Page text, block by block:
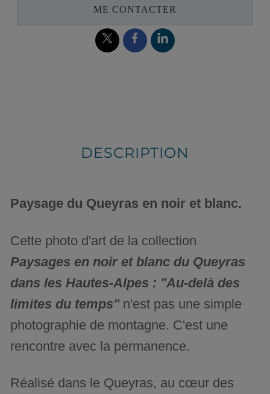
ME CONTACTER
DESCRIPTION
Paysage du Queyras en noir et blanc.
Cette photo d'art de la collection
Paysages en noir et blanc du Queyras
dans les Hautes-Alpes : "Au-delà des
limites du temps"n'est pas une simple
photographie de montagne. C'est une
rencontre avec la permanence.
Réalisé dans le Queyras, au cœur des